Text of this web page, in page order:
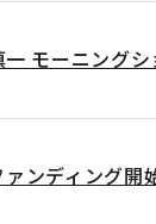
モーニング
ンディング開